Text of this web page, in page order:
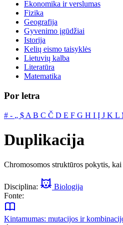
Ekonomika ir verslumas
Fizika
Geografija
Gyvenimo įgūdžiai
Istorija
Kelių eismo taisyklės
Lietuvių kalba
Literatūra
Matematika
Por letra
# ‐ „ $ A B C Č D E F G H I Į J K L
Duplikacija
Chromosomos struktūros pokytis, kai
Disciplina:
Biologija
Fonte:
Kintamumas: mutacijos ir